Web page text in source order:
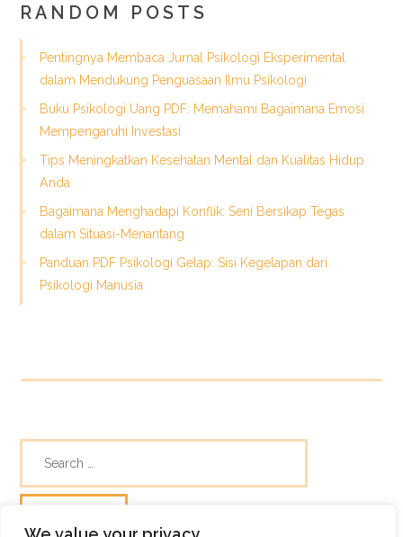
RANDOM POSTS
Pentingnya Membaca Jurnal Psikologi Eksperimental
dalam Mendukung Penguasaan Ilmu Psikologi
Buku Psikologi Uang PDF: Memahami Bagaimana Emosi
Mempengaruhi Investasi
Tips Meningkatkan Kesehatan Mental dan Kualitas Hidup
Anda
Bagaimana Menghadapi Konflik: Seni Bersikap Tegas
dalam Situasi-Menantang
Panduan PDF Psikologi Gelap: Sisi Kegelapan dari
Psikologi Manusia